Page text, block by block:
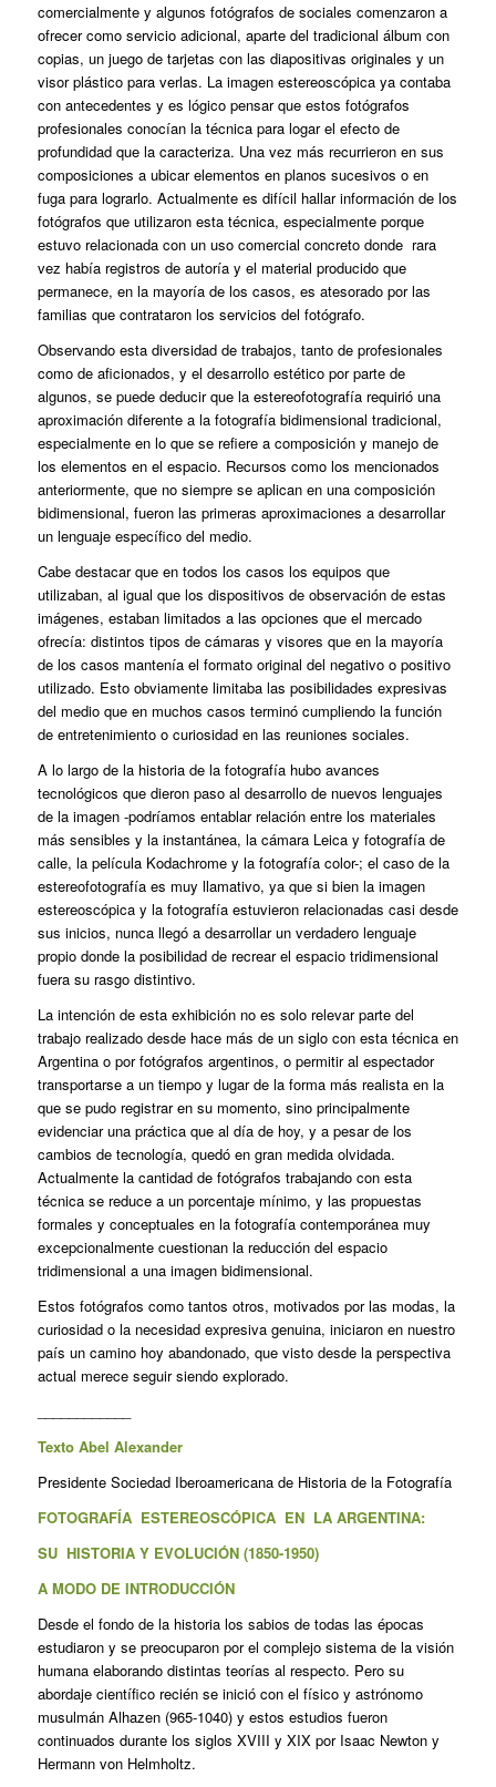
comercialmente y algunos fotógrafos de sociales comenzaron a
ofrecer como servicio adicional, aparte del tradicional álbum con
copias, un juego de tarjetas con las diapositivas originales y un
visor plástico para verlas. La imagen estereoscópica ya contaba
con antecedentes y es lógico pensar que estos fotógrafos
profesionales conocían la técnica para logar el efecto de
profundidad que la caracteriza. Una vez más recurrieron en sus
composiciones a ubicar elementos en planos sucesivos o en
fuga para lograrlo. Actualmente es difícil hallar información de los
fotógrafos que utilizaron esta técnica, especialmente porque
estuvo relacionada con un uso comercial concreto donde rara
vez había registros de autoría y el material producido que
permanece, en la mayoría de los casos, es atesorado por las
familias que contrataron los servicios del fotógrafo.
Observando esta diversidad de trabajos, tanto de profesionales
como de aficionados, y el desarrollo estético por parte de
algunos, se puede deducir que la estereofotografía requirió una
aproximación diferente a la fotografía bidimensional tradicional,
especialmente en lo que se refiere a composición y manejo de
los elementos en el espacio. Recursos como los mencionados
anteriormente, que no siempre se aplican en una composición
bidimensional, fueron las primeras aproximaciones a desarrollar
un lenguaje específico del medio.
Cabe destacar que en todos los casos los equipos que
utilizaban, al igual que los dispositivos de observación de estas
imágenes, estaban limitados a las opciones que el mercado
ofrecía: distintos tipos de cámaras y visores que en la mayoría
de los casos mantenía el formato original del negativo o positivo
utilizado. Esto obviamente limitaba las posibilidades expresivas
del medio que en muchos casos terminó cumpliendo la función
de entretenimiento o curiosidad en las reuniones sociales.
A lo largo de la historia de la fotografía hubo avances
tecnológicos que dieron paso al desarrollo de nuevos lenguajes
de la imagen -podríamos entablar relación entre los materiales
más sensibles y la instantánea, la cámara Leica y fotografía de
calle, la película Kodachrome y la fotografía color-; el caso de la
estereofotografía es muy llamativo, ya que si bien la imagen
estereoscópica y la fotografía estuvieron relacionadas casi desde
sus inicios, nunca llegó a desarrollar un verdadero lenguaje
propio donde la posibilidad de recrear el espacio tridimensional
fuera su rasgo distintivo.
La intención de esta exhibición no es solo relevar parte del
trabajo realizado desde hace más de un siglo con esta técnica en
Argentina o por fotógrafos argentinos, o permitir al espectador
transportarse a un tiempo y lugar de la forma más realista en la
que se pudo registrar en su momento, sino principalmente
evidenciar una práctica que al día de hoy, y a pesar de los
cambios de tecnología, quedó en gran medida olvidada.
Actualmente la cantidad de fotógrafos trabajando con esta
técnica se reduce a un porcentaje mínimo, y las propuestas
formales y conceptuales en la fotografía contemporánea muy
excepcionalmente cuestionan la reducción del espacio
tridimensional a una imagen bidimensional.
Estos fotógrafos como tantos otros, motivados por las modas, la
curiosidad o la necesidad expresiva genuina, iniciaron en nuestro
país un camino hoy abandonado, que visto desde la perspectiva
actual merece seguir siendo explorado.
Texto Abel Alexander
Presidente Sociedad Iberoamericana de Historia de la Fotografía
FOTOGRAFÍA ESTEREOSCÓPICA EN LA ARGENTINA:
SU HISTORIA Y EVOLUCIÓN (1850-1950)
A MODO DE INTRODUCCIÓN
Desde el fondo de la historia los sabios de todas las épocas
estudiaron y se preocuparon por el complejo sistema de la visión
humana elaborando distintas teorías al respecto. Pero su
abordaje científico recién se inició con el físico y astrónomo
musulmán Alhazen (965-1040) y estos estudios fueron
continuados durante los siglos XVIII y XIX por Isaac Newton y
Hermann von Helmholtz.